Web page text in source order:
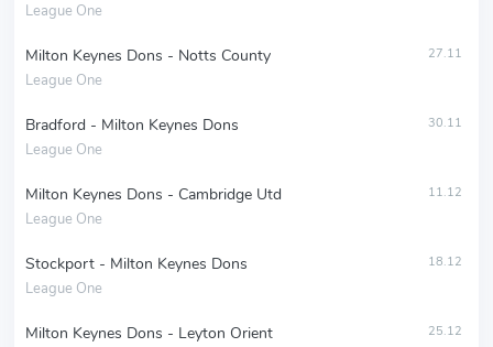
League One
Milton Keynes Dons - Notts County
League One
27.11
Bradford - Milton Keynes Dons
League One
30.11
Milton Keynes Dons - Cambridge Utd
League One
11.12
Stockport - Milton Keynes Dons
League One
18.12
Milton Keynes Dons - Leyton Orient 25.12